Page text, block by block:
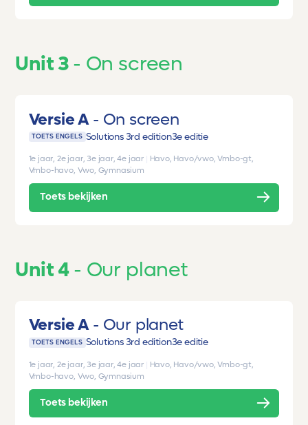
Unit 3 On screen
Versie A On screen
TOETS ENGELS Solutions 3rd edition3e editie
1e jaar, 2e jaar, 3e jaar, 4e jaar
Havo, Havo/vwo, Vmbo-gt,
Vmbo-havo, Vwo, Gymnasium
Toets bekijken
Unit 4 Our planet
Versie A Our planet
TOETS ENGELS Solutions 3rd edition3e editie
1e jaar, 2e jaar, 3e jaar, 4e jaar
Havo, Havo/vwo, Vmbo-gt,
Vmbo-havo, Vwo, Gymnasium
Toets bekijken